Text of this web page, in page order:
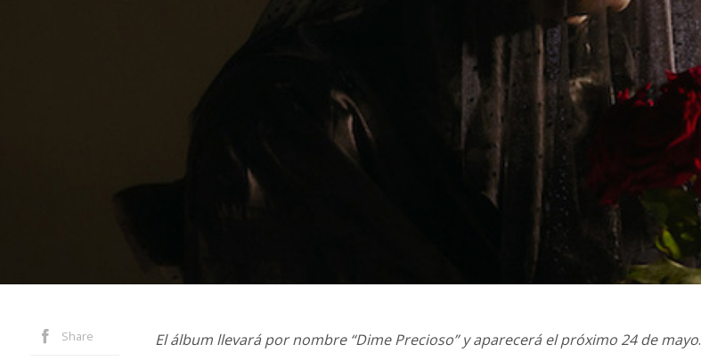
Share El álbum llevará por nombre “Dime Precioso” y aparecerá el próximo 24 de mayo.